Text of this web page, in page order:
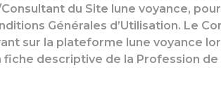
du Site lune voyance,
Générales d’Utilisation. Le
sur la plateforme lune voyance
fiche descriptive de la Profession